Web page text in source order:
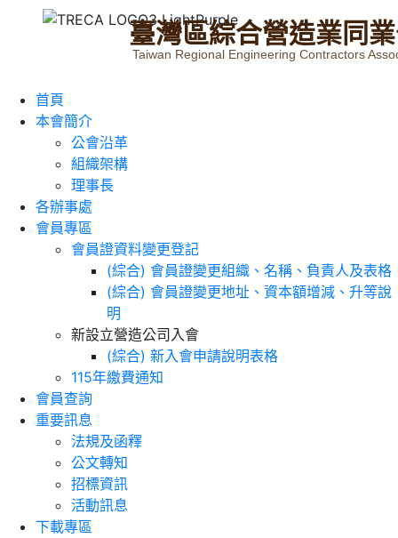
臺灣區綜合營造業同業
Taiwan Regional Engineering Contractors
首頁
本會簡介
公會沿革
組織架構
理事長
各辦事處
會員專區
會員證資料變更登記
(綜合) 會員證變更組織、名稱、負責人及表格
(綜合) 會員證變更地址、資本額增減、升等說
明
新設立營造公司入會
(綜合) 新入會申請說明表格
115年繳費通知
會員查詢
重要訊息
法規及函釋
公文轉知
招標資訊
活動訊息
下載專區